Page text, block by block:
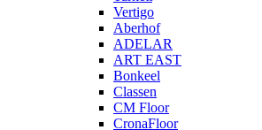
Vertigo
Aberhof
ADELAR
ART EAST
Bonkeel
Classen
CM Floor
CronaFloor